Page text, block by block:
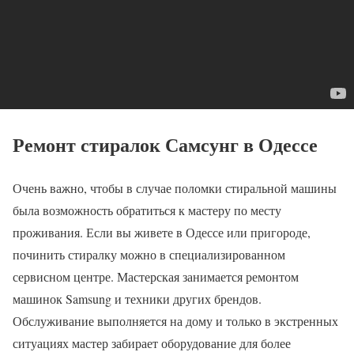
Ремонт стиралок Самсунг в Одессе
Очень важно, чтобы в случае поломки стиральной машины
была возможность обратиться к мастеру по месту
проживания. Если вы живете в Одессе или пригороде,
починить стиралку можно в специализированном
сервисном центре. Мастерская занимается ремонтом
машинок Samsung и техники других брендов.
Обслуживание выполняется на дому и только в экстренных
ситуациях мастер забирает оборудование для более